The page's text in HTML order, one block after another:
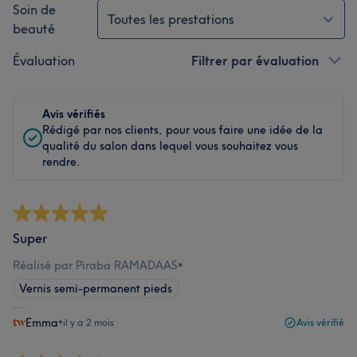
Soin de
beauté
Toutes les prestations
Évaluation Filtrer par évaluation
Avis vérifiés
Rédigé par nos clients, pour vous faire une idée de la
qualité du salon dans lequel vous souhaitez vous
rendre.
Super
Réalisé par Piraba RAMADAAS•
Vernis semi-permanent pieds
Emma•il y a 2 mois Avis vérifié